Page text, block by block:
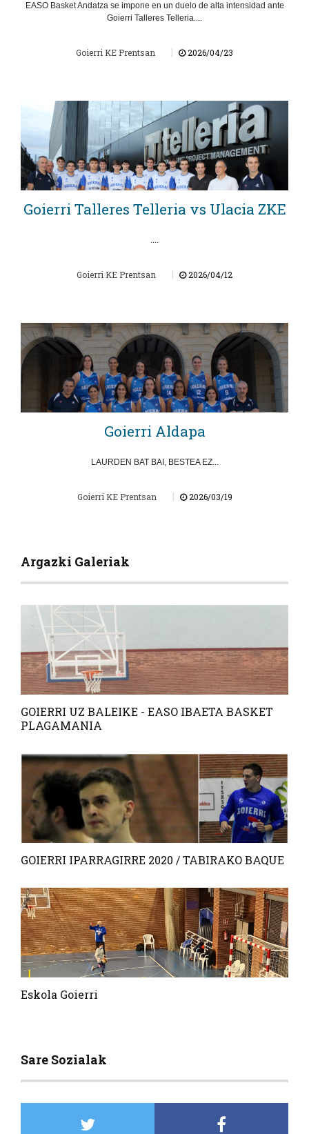
EASO Basket Andatza se impone en un duelo de alta intensidad ante
Goierri Talleres Telleria....
Goierri KE Prentsan | 2026/04/23
Goierri Talleres Telleria vs Ulacia ZKE
....
Goierri KE Prentsan | 2026/04/12
Goierri Aldapa
LAURDEN BAT BAI, BESTEA EZ...
Goierri KE Prentsan | 2026/03/19
Argazki Galeriak
GOIERRI UZ BALEIKE - EASO IBAETA BASKET
PLAGAMANIA
GOIERRI IPARRAGIRRE 2020 / TABIRAKO BAQUE
Eskola Goierri
Sare Sozialak